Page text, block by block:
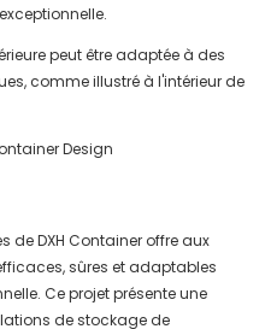
peut être adaptée à des
comme illustré à l'intérieur de
de DXH Container offre aux
sûres et adaptables
Ce projet présente une
de stockage de